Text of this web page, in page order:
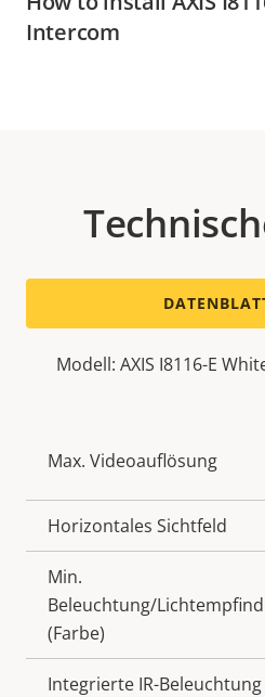
Intercom
Modell: AXIS I8116-E
Max. Videoauflösung
Horizontales Sichtfeld
Min.
Beleuchtung/
(Farbe)
Integrierte IR-Beleuchtung